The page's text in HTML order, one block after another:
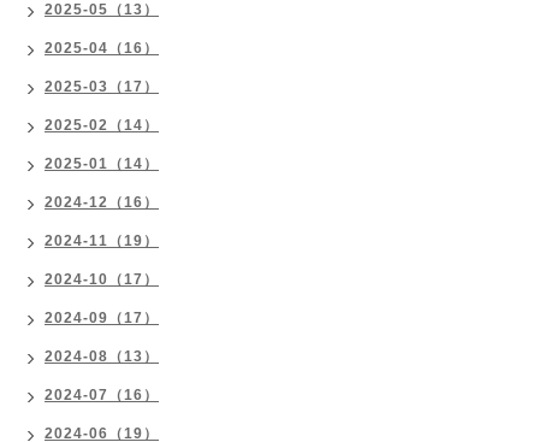
2025-05（13）
2025-04（16）
2025-03（17）
2025-02（14）
2025-01（14）
2024-12（16）
2024-11（19）
2024-10（17）
2024-09（17）
2024-08（13）
2024-07（16）
2024-06（19）